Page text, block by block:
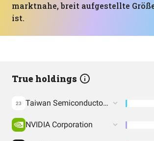
marktnahe, breit aufgestellte
ist.
True holdings
23 Taiwan Semiconductor Manufacturing Co. Ltd.
NVIDIA Corporation